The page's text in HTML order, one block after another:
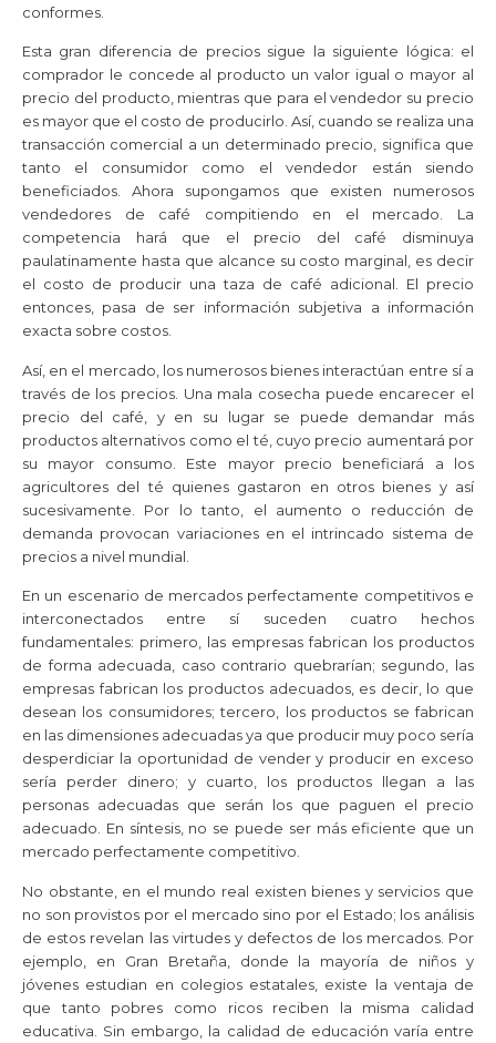
conformes.
Esta gran diferencia de precios sigue la siguiente lógica: el
comprador le concede al producto un valor igual o mayor al
precio del producto, mientras que para el vendedor su precio
es mayor que el costo de producirlo. Así, cuando se realiza una
transacción comercial a un determinado precio, significa que
tanto el consumidor como el vendedor están siendo
beneficiados. Ahora supongamos que existen numerosos
vendedores de café compitiendo en el mercado. La
competencia hará que el precio del café disminuya
paulatinamente hasta que alcance su costo marginal, es decir
el costo de producir una taza de café adicional. El precio
entonces, pasa de ser información subjetiva a información
exacta sobre costos.
Así, en el mercado, los numerosos bienes interactúan entre sí a
través de los precios. Una mala cosecha puede encarecer el
precio del café, y en su lugar se puede demandar más
productos alternativos como el té, cuyo precio aumentará por
su mayor consumo. Este mayor precio beneficiará a los
agricultores del té quienes gastaron en otros bienes y así
sucesivamente. Por lo tanto, el aumento o reducción de
demanda provocan variaciones en el intrincado sistema de
precios a nivel mundial.
En un escenario de mercados perfectamente competitivos e
interconectados entre sí suceden cuatro hechos
fundamentales: primero, las empresas fabrican los productos
de forma adecuada, caso contrario quebrarían; segundo, las
empresas fabrican los productos adecuados, es decir, lo que
desean los consumidores; tercero, los productos se fabrican
en las dimensiones adecuadas ya que producir muy poco sería
desperdiciar la oportunidad de vender y producir en exceso
sería perder dinero; y cuarto, los productos llegan a las
personas adecuadas que serán los que paguen el precio
adecuado. En síntesis, no se puede ser más eficiente que un
mercado perfectamente competitivo.
No obstante, en el mundo real existen bienes y servicios que
no son provistos por el mercado sino por el Estado; los análisis
de estos revelan las virtudes y defectos de los mercados. Por
ejemplo, en Gran Bretaña, donde la mayoría de niños y
jóvenes estudian en colegios estatales, existe la ventaja de
que tanto pobres como ricos reciben la misma calidad
educativa. Sin embargo, la calidad de educación varía entre